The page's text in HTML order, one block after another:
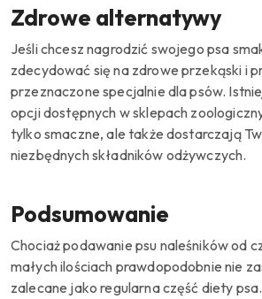
Zdrowe alternatywy
Jeśli chcesz nagrodzić swojego psa
zdecydować się na zdrowe przekąski i
przeznaczone specjalnie dla psów.
opcji dostępnych w sklepach
tylko smaczne, ale także dostarczają
niezbędnych składników odżywczych.
Podsumowanie
Chociaż podawanie psu naleśników od
małych ilościach prawdopodobnie nie
zalecane jako regularna część diety psa.